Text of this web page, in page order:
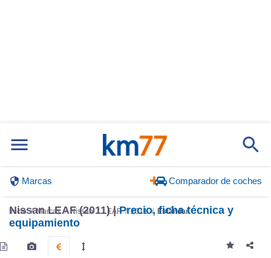
Marcas Comparador de coches
Inicio Marcas Nissan LEAF 2011 Estándar
Nissan LEAF (2011) |Precio, ficha técnica y
equipamiento